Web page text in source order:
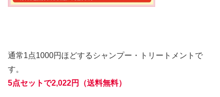
通常1点1000円ほどするシャンプー・トリートメントで
す。
5点セットで2,022円（送料無料）